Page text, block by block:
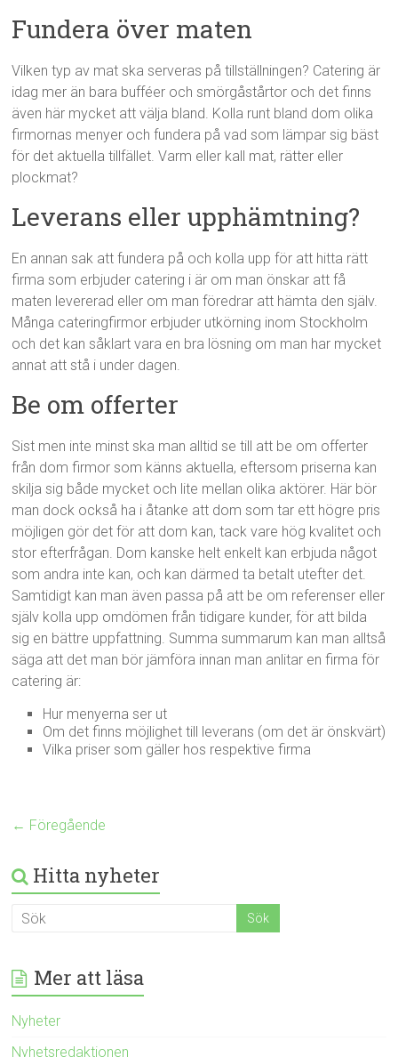
Fundera över maten
Vilken typ av mat ska serveras på tillställningen? Catering är
idag mer än bara bufféer och smörgåstårtor och det finns
även här mycket att välja bland. Kolla runt bland dom olika
firmornas menyer och fundera på vad som lämpar sig bäst
för det aktuella tillfället. Varm eller kall mat, rätter eller
plockmat?
Leverans eller upphämtning?
En annan sak att fundera på och kolla upp för att hitta rätt
firma som erbjuder catering i är om man önskar att få
maten levererad eller om man föredrar att hämta den själv.
Många cateringfirmor erbjuder utkörning inom Stockholm
och det kan såklart vara en bra lösning om man har mycket
annat att stå i under dagen.
Be om offerter
Sist men inte minst ska man alltid se till att be om offerter
från dom firmor som känns aktuella, eftersom priserna kan
skilja sig både mycket och lite mellan olika aktörer. Här bör
man dock också ha i åtanke att dom som tar ett högre pris
möjligen gör det för att dom kan, tack vare hög kvalitet och
stor efterfrågan. Dom kanske helt enkelt kan erbjuda något
som andra inte kan, och kan därmed ta betalt utefter det.
Samtidigt kan man även passa på att be om referenser eller
själv kolla upp omdömen från tidigare kunder, för att bilda
sig en bättre uppfattning. Summa summarum kan man alltså
säga att det man bör jämföra innan man anlitar en firma för
catering är:
Hur menyerna ser ut
Om det finns möjlighet till leverans (om det är önskvärt)
Vilka priser som gäller hos respektive firma
← Föregående
Hitta nyheter
Mer att läsa
Nyheter
Nyhetsredaktionen